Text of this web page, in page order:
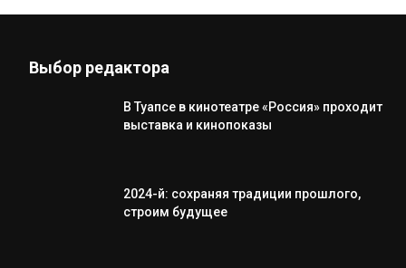
Выбор редактора
В Туапсе в кинотеатре «Россия» проходит
выставка и кинопоказы
2024-й: сохраняя традиции прошлого,
строим будущее